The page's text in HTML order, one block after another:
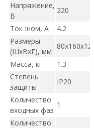
Напряжение,
В
220
Ток Iном, А
4.2
Размеры
(ШxВxГ), мм
Масса, кг
1.3
Степень
защиты
IP20
Количество
входных фаз
1
Количество